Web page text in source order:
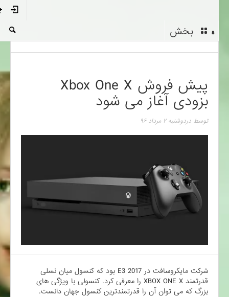
بخش
پیش فروش Xbox One X
بزودی آغاز می شود
توسط دردوشنبه ۲ مرداد ۹۶
شرکت مایکروسافت در E3 2017 بود که کنسول میان نسلی
قدرتمند XBOX ONE X را معرفی کرد. کنسولی با ویژگی های
بزرگ که می توان آن را قدرتمندترین کنسول جهان دانست.